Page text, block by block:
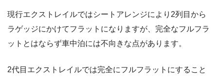
現行エクストレイルではシートアレンジにより2列目から
ラゲッジにかけてフラットになりますが、完全なフルフラ
ットとはならず車中泊には不向きな点があります。
2代目エクストレイルでは完全にフルフラットにすること